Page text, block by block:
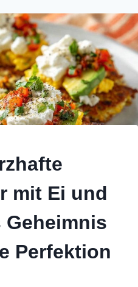
mit Ei und
Geheimnis
Perfektion